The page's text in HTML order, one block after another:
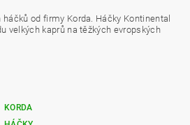
od firmy Korda. Háčky Kontinental
velkých kaprů na těžkých evropských
KORDA